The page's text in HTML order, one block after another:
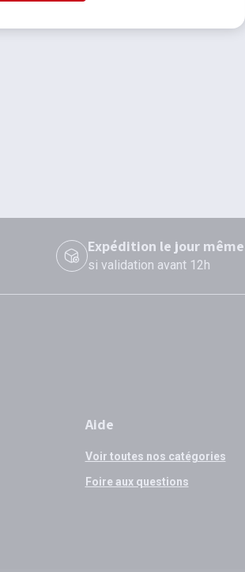
Expédition le jour même
si validation avant 12h
Aide
Voir toutes nos catégories
Foire aux questions